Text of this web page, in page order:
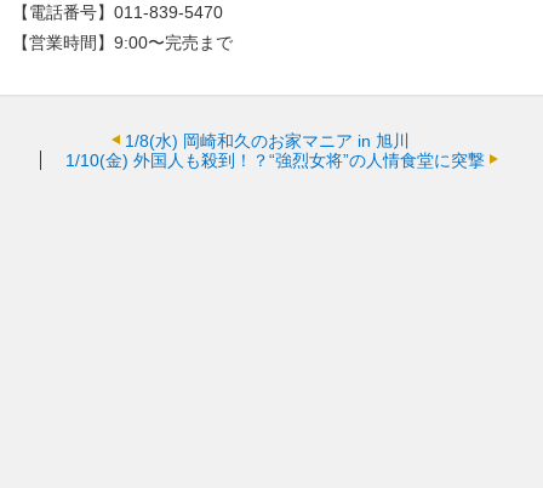
【電話番号】011-839-5470
【営業時間】9:00〜完売まで
1/8(水) 岡崎和久のお家マニア in 旭川
1/10(金) 外国人も殺到！？“強烈女将”の人情食堂に突撃